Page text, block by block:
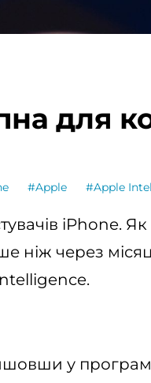
для
#Apple #Apple
iPhone.
ніж через
у